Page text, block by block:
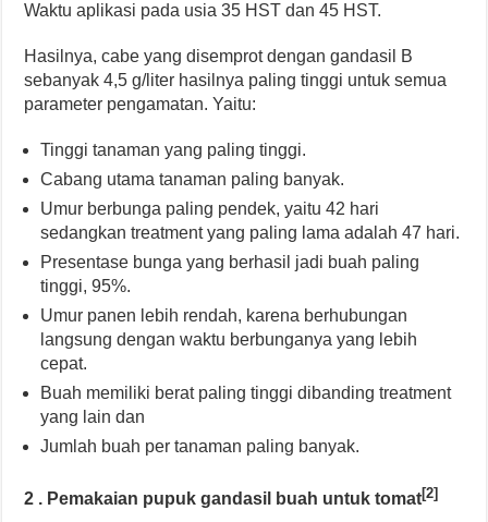
Waktu aplikasi pada usia 35 HST dan 45 HST.
Hasilnya, cabe yang disemprot dengan gandasil B
sebanyak 4,5 g/liter hasilnya paling tinggi untuk semua
parameter pengamatan. Yaitu:
Tinggi tanaman yang paling tinggi.
Cabang utama tanaman paling banyak.
Umur berbunga paling pendek, yaitu 42 hari
sedangkan treatment yang paling lama adalah 47 hari.
Presentase bunga yang berhasil jadi buah paling
tinggi, 95%.
Umur panen lebih rendah, karena berhubungan
langsung dengan waktu berbunganya yang lebih
cepat.
Buah memiliki berat paling tinggi dibanding treatment
yang lain dan
Jumlah buah per tanaman paling banyak.
2 . Pemakaian pupuk gandasil buah untuk tomat[2]